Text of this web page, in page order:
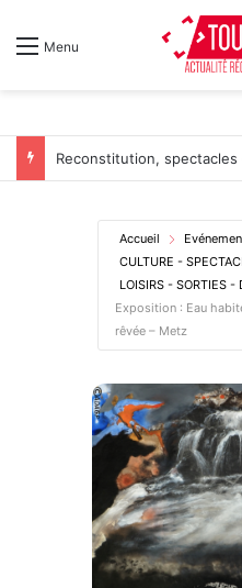
Menu
Accueil
CULTURE -
LOISIRS - SORTIES -
Exposition : Eau
rêvée – Metz